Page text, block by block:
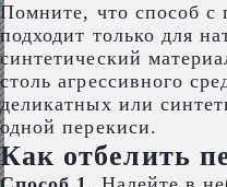
Помните, что способ с
подходит только для
синтетический
столь агрессивного
деликатных или
одной перекиси.
Как отбелить